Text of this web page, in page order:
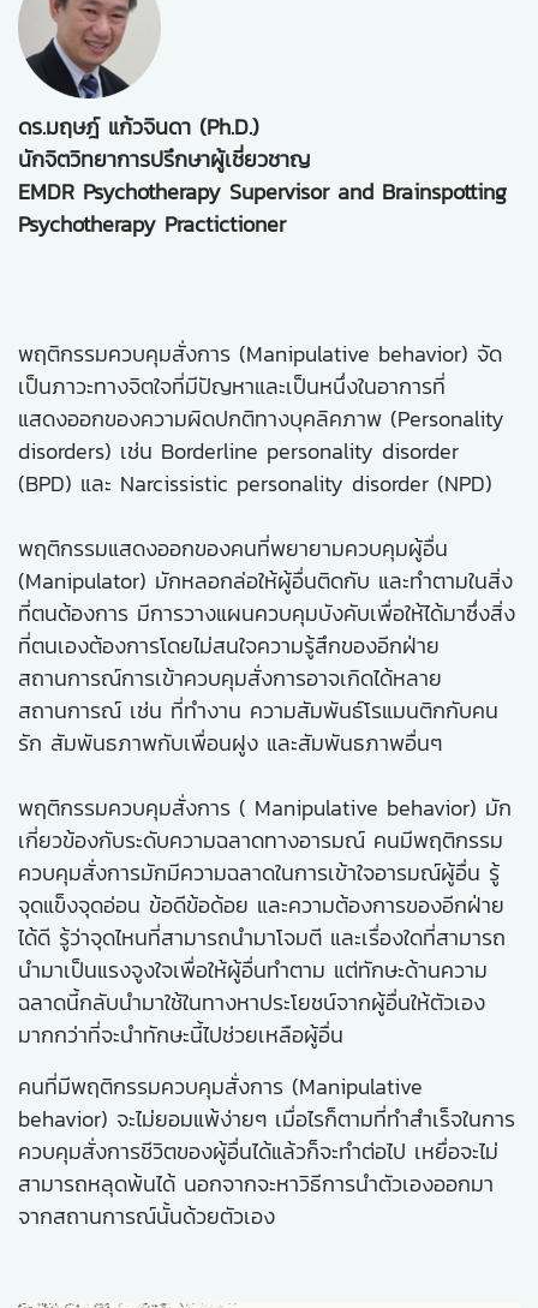
ดร.มฤษฎ์ แก้วจินดา (Ph.D.)
นักจิตวิทยาการปรึกษาผู้เชี่ยวชาญ
EMDR Psychotherapy Supervisor and Brainspotting
Psychotherapy Practictioner
พฤติกรรมควบคุมสั่งการ (Manipulative behavior) จัด
เป็นภาวะทางจิตใจที่มีปัญหาและเป็นหนึ่งในอาการที่
แสดงออกของความผิดปกติทางบุคลิคภาพ (Personality
disorders) เช่น Borderline personality disorder
(BPD) และ Narcissistic personality disorder (NPD)
พฤติกรรมแสดงออกของคนที่พยายามควบคุมผู้อื่น
(Manipulator) มักหลอกล่อให้ผู้อื่นติดกับ และทำตามในสิ่ง
ที่ตนต้องการ มีการวางแผนควบคุมบังคับเพื่อให้ได้มาซึ่งสิ่ง
ที่ตนเองต้องการโดยไม่สนใจความรู้สึกของอีกฝ่าย
สถานการณ์การเข้าควบคุมสั่งการอาจเกิดได้หลาย
สถานการณ์ เช่น ที่ทำงาน ความสัมพันธ์โรแมนติกกับคน
รัก สัมพันธภาพกับเพื่อนฝูง และสัมพันธภาพอื่นๆ
พฤติกรรมควบคุมสั่งการ ( Manipulative behavior) มัก
เกี่ยวข้องกับระดับความฉลาดทางอารมณ์ คนมีพฤติกรรม
ควบคุมสั่งการมักมีความฉลาดในการเข้าใจอารมณ์ผู้อื่น รู้
จุดแข็งจุดอ่อน ข้อดีข้อด้อย และความต้องการของอีกฝ่าย
ได้ดี รู้ว่าจุดไหนที่สามารถนำมาโจมตี และเรื่องใดที่สามารถ
นำมาเป็นแรงจูงใจเพื่อให้ผู้อื่นทำตาม แต่ทักษะด้านความ
ฉลาดนี้กลับนำมาใช้ในทางหาประโยชน์จากผู้อื่นให้ตัวเอง
มากกว่าที่จะนำทักษะนี้ไปช่วยเหลือผู้อื่น
คนที่มีพฤติกรรมควบคุมสั่งการ (Manipulative
behavior) จะไม่ยอมแพ้ง่ายๆ เมื่อไรก็ตามที่ทำสำเร็จในการ
ควบคุมสั่งการชีวิตของผู้อื่นได้แล้วก็จะทำต่อไป เหยื่อจะไม่
สามารถหลุดพ้นได้ นอกจากจะหาวิธีการนำตัวเองออกมา
จากสถานการณ์นั้นด้วยตัวเอง